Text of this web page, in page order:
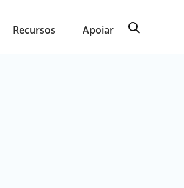
Recursos Apoiar